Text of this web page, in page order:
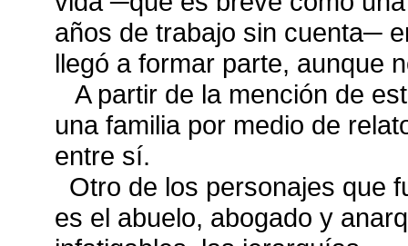
años de trabajo sin cuenta─
llegó a formar parte, aunque
A partir de la mención de
una familia por medio de
entre sí.
Otro de los personajes que
es el abuelo, abogado y